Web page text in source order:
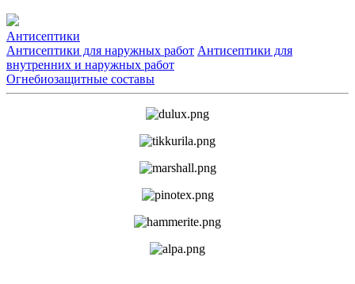
Антисептики
Антисептики для наружных работ Антисептики для
внутренних и наружных работ
Огнебиозащитные составы